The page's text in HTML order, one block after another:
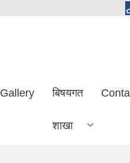
Gallery बिषयगत
शाखा